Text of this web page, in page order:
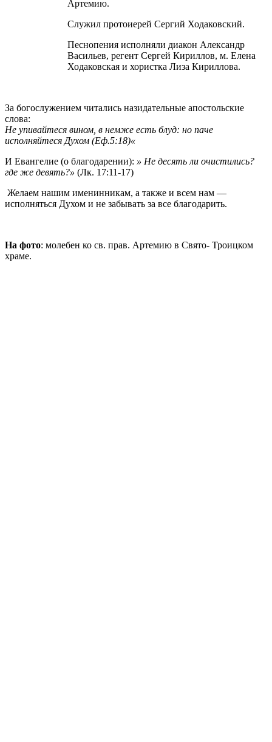
Артемию.
Служил протоиерей Сергий Ходаковский.
Песнопения исполняли диакон Александр
Васильев, регент Сергей Кириллов, м. Елена
Ходаковская и хористка Лиза Кириллова.
За богослужением читались назидательные апостольские
слова:
Не упивайтеся вином , в немже есть блуд: но паче
исполняйтеся Духом (Еф.5:18)«
И Евангелие (о благодарении): » Не десять ли очистились?
где же девять?» (Лк. 17:11-17)
Желаем нашим именинникам, а также и всем нам —
исполняться Духом и не забывать за все благодарить.
На фото: молебен ко св. прав. Артемию в Свято- Троицком
храме.